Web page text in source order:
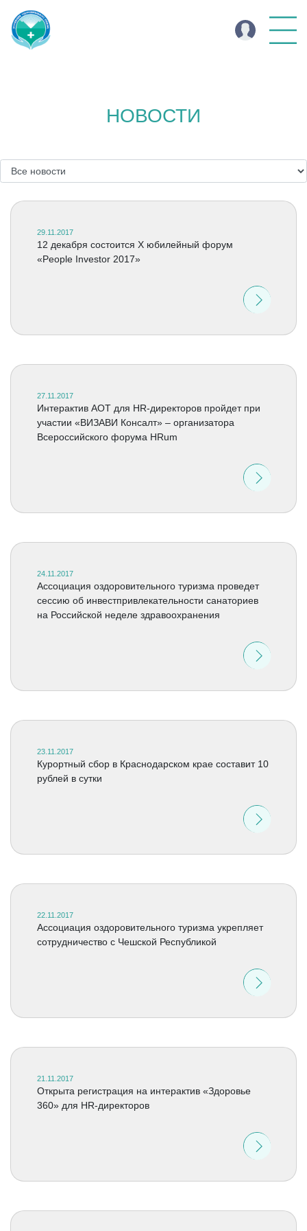
НОВОСТИ
29.11.2017
12 декабря состоится X юбилейный форум
«People Investor 2017»
27.11.2017
Интерактив АОТ для HR-директоров пройдет при
участии «ВИЗАВИ Консалт» – организатора
Всероссийского форума HRum
24.11.2017
Ассоциация оздоровительного туризма проведет
сессию об инвестпривлекательности санаториев
на Российской неделе здравоохранения
23.11.2017
Курортный сбор в Краснодарском крае составит 10
рублей в сутки
22.11.2017
Ассоциация оздоровительного туризма укрепляет
сотрудничество с Чешской Республикой
21.11.2017
Открыта регистрация на интерактив «Здоровье
360» для HR-директоров